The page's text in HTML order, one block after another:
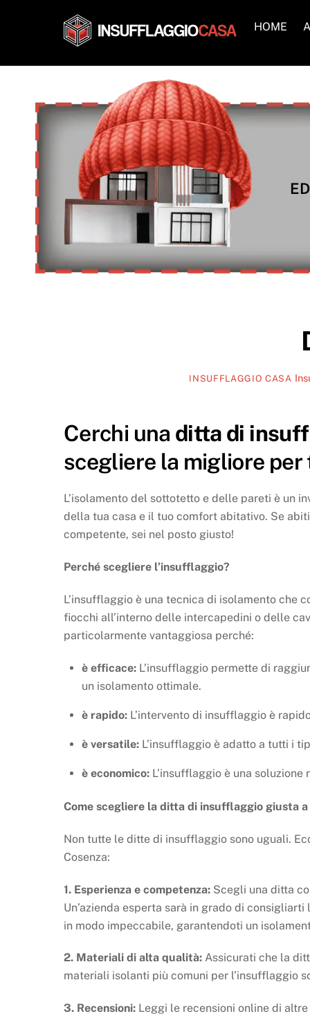
HOME
INSUFFLAGGIO CASA
Cerchi una ditta di
scegliere la migliore per
L’isolamento del sottotetto e delle pareti è un
della tua casa e il tuo comfort abitativo. Se
competente, sei nel posto giusto!
Perché scegliere l’insufflaggio?
L’insufflaggio è una tecnica di isolamento che
fiocchi all’interno delle intercapedini o delle
particolarmente vantaggiosa perché:
è efficace:L’insufflaggio permette di
un isolamento ottimale.
è rapido:L’intervento di insufflaggio è
è versatile:L’insufflaggio è adatto a tutti i
è economico:L’insufflaggio è una
Come scegliere la ditta di insufflaggio giusta a
Non tutte le ditte di insufflaggio sono uguali.
Cosenza:
1. Esperienza e competenza: Scegli una ditta
Un’azienda esperta sarà in grado di
in modo impeccabile, garantendoti un
2. Materiali di alta qualità: Assicurati che la
materiali isolanti più comuni per l’insufflaggio
3. Recensioni: Leggi le recensioni online di